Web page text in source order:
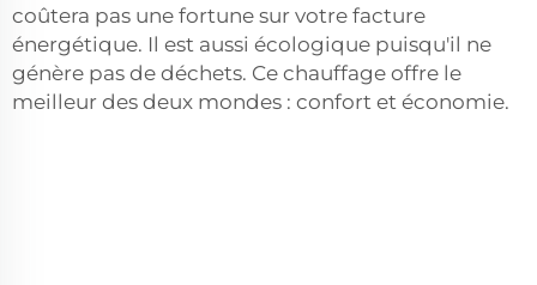
coûtera pas une fortune sur votre facture
énergétique. Il est aussi écologique puisqu'il ne
génère pas de déchets. Ce chauffage offre le
meilleur des deux mondes : confort et économie.